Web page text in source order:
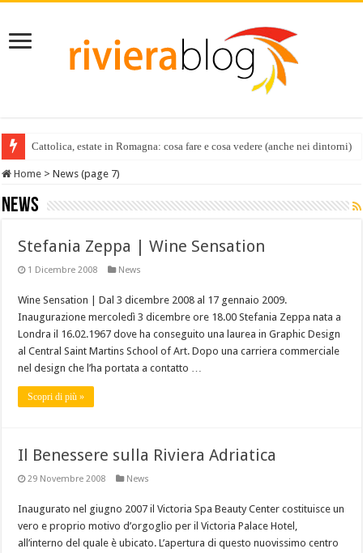
Cattolica, estate in Romagna: cosa fare e cosa vedere (anche nei dintorni)
Home > News (page 7)
News
Stefania Zeppa | Wine Sensation
1 Dicembre 2008 News
Wine Sensation | Dal 3 dicembre 2008 al 17 gennaio 2009.
Inaugurazione mercoledì 3 dicembre ore 18.00 Stefania Zeppa nata a
Londra il 16.02.1967 dove ha conseguito una laurea in Graphic Design
al Central Saint Martins School of Art. Dopo una carriera commerciale
nel design che l’ha portata a contatto …
Scopri di più »
Il Benessere sulla Riviera Adriatica
29 Novembre 2008 News
Inaugurato nel giugno 2007 il Victoria Spa Beauty Center costituisce un
vero e proprio motivo d’orgoglio per il Victoria Palace Hotel,
all’interno del quale è ubicato. L’apertura di questo nuovissimo centro